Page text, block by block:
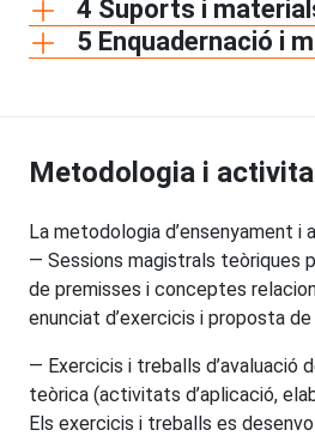
4 Suports i
5 Enquadernació i
Metodologia i
La metodologia d’ensenyament i
— Sessions magistrals teòriques
de premisses i conceptes
enunciat d’exercicis i proposta de
— Exercicis i treballs d’avaluació
teòrica (activitats d’aplicació,
Els exercicis i treballs es